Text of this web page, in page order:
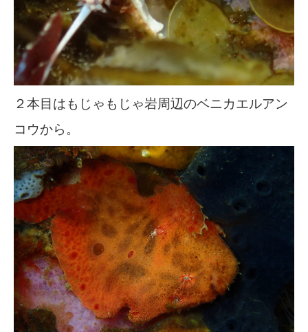
２本目はもじゃもじゃ岩周辺のベニカエルアン
コウから。